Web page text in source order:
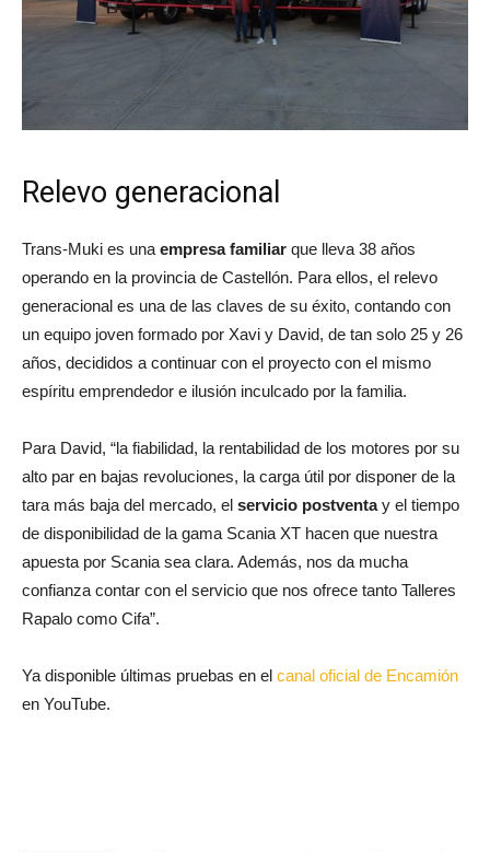
Relevo generacional
Trans-Muki es una empresa familiar que lleva 38 años
operando en la provincia de Castellón. Para ellos, el relevo
generacional es una de las claves de su éxito, contando con
un equipo joven formado por Xavi y David, de tan solo 25 y 26
años, decididos a continuar con el proyecto con el mismo
espíritu emprendedor e ilusión inculcado por la familia.
Para David, “la fiabilidad, la rentabilidad de los motores por su
alto par en bajas revoluciones, la carga útil por disponer de la
tara más baja del mercado, el servicio postventay el tiempo
de disponibilidad de la gama Scania XT hacen que nuestra
apuesta por Scania sea clara. Además, nos da mucha
confianza contar con el servicio que nos ofrece tanto Talleres
Rapalo como Cifa”.
Ya disponible últimas pruebas en el canal oficial de Encamión
en YouTube.